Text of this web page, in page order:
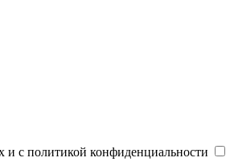
с политикой конфиденциальности